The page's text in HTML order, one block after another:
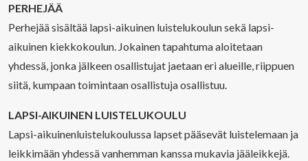
PERHEJÄÄ
Perhejää sisältää lapsi-aikuinen luistelukoulun sekä lapsi-
aikuinen kiekkokoulun. Jokainen tapahtuma aloitetaan
yhdessä, jonka jälkeen osallistujat jaetaan eri alueille, riippuen
siitä, kumpaan toimintaan osallistuja osallistuu.
LAPSI-AIKUINEN LUISTELUKOULU
Lapsi-aikuinenluistelukoulussa lapset pääsevät luistelemaan ja
leikkimään yhdessä vanhemman kanssa mukavia jääleikkejä.